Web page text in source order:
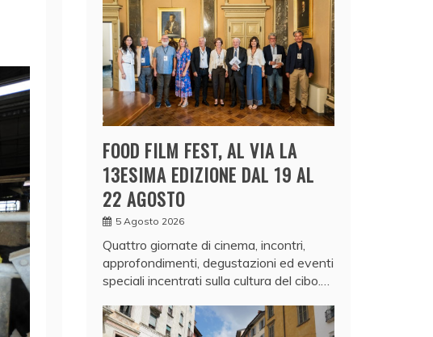
FOOD FILM FEST, AL VIA LA
13ESIMA EDIZIONE DAL 19 AL
22 AGOSTO
5 Agosto 2026
Quattro giornate di cinema, incontri,
approfondimenti, degustazioni ed eventi
speciali incentrati sulla cultura del cibo.…